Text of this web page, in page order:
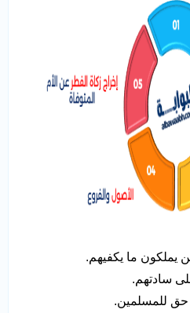
يملكون ما يكفيهم.
سادتهم.
حق للمسلمين.